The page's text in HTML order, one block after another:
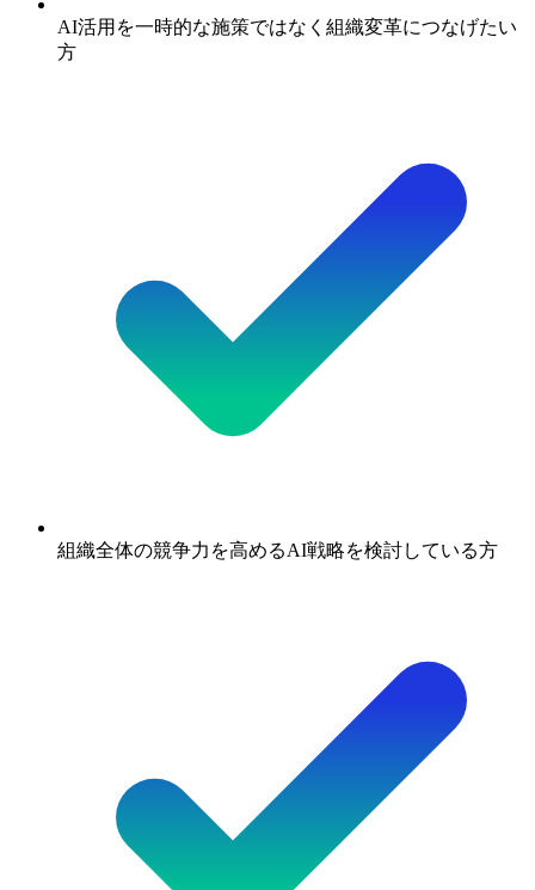
AI活用を一時的な施策ではなく組織変革につなげたい
方
組織全体の競争力を高めるAI戦略を検討している方